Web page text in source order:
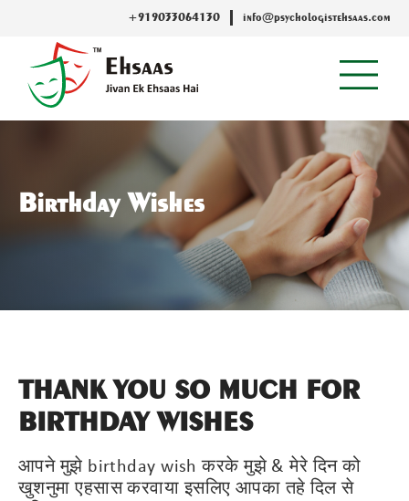
+919033064130 info@psychologistehsaas.com
Birthday Wishes
THANK YOU SO MUCH FOR
BIRTHDAY WISHES
आपने मुझे birthday wish करके मुझे & मेरे दिन को
खुशनुमा एहसास करवाया इसलिए आपका तहे दिल से